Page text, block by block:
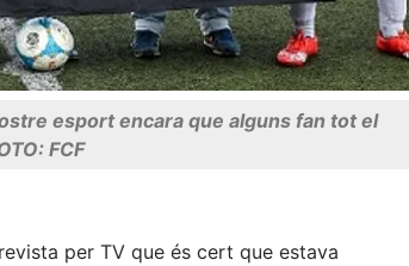
esport encara que alguns fan tot el
FCF
per TV que és cert que estava
personalitzat.